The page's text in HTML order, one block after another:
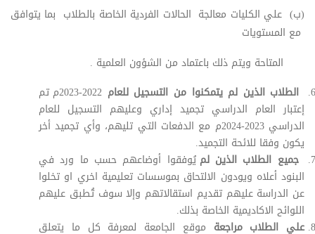
(ب) علي الكليات معالجة الحالات الفردية الخاصة بالطلاب بما يتوافق
مع المستويات
المتاحة ويتم ذلك باعتماد من الشؤون العلمية .
الطلاب الذين لم يتمكنوا من التسجيل للعام
2022-2023م تم
إعتبار العام الدراسي تجميد إداري وعليهم التسجيل للعام
الدراسي 2023-2024م مع الدفعات التي تليهم، وأي تجميد أخر
يكون وفقا للائحة التجميد.
جميع الطلاب الذين لم يُوفقوا أوضاعهم حسب ما ورد في
البنود أعلاه ويودون الالتحاق بموسسات تعليمية اخري او تخلوا
عن الدراسة عليهم تقديم استقالاتهم وإلا سوف تُطبق عليهم
اللوائح الاكاديمية الخاصة بذلك.
علي الطلاب مراجعة موقع الجامعة لمعرفة كل ما يتعلق